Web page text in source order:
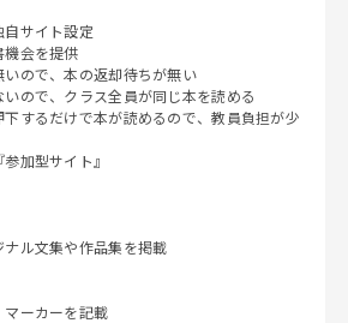
サイト設定
会を提供
ので、本の返却待ちが無い
ので、クラス全員が同じ本を読める
するだけで本が読めるので、教員負担が少
加型サイト』
ル文集や作品集を掲載
ーカーを記載